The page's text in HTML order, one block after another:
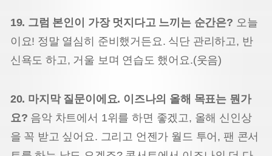
19. 그럼 본인이 가장 멋지다고 느끼는 순간은? 오늘
이요! 정말 열심히 준비했거든요. 식단 관리하고, 반
신욕도 하고, 거울 보며 연습도 했어요.(웃음)
20. 마지막 질문이에요. 이즈나의 올해 목표는 뭔가
요? 음악 차트에서 1위를 하면 좋겠고, 올해 신인상
을 꼭 받고 싶어요. 그리고 언젠가 월드 투어, 팬 콘서